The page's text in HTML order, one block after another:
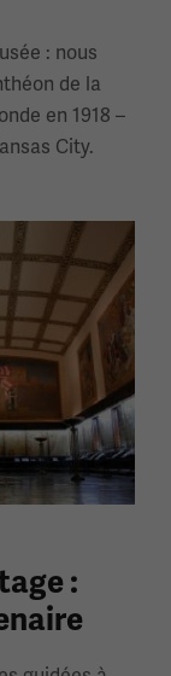
: nous
de la
en 1918 –
City.
: